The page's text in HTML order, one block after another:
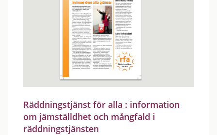
Räddningstjänst för alla : information
om jämställdhet och mångfald i
räddningstjänsten